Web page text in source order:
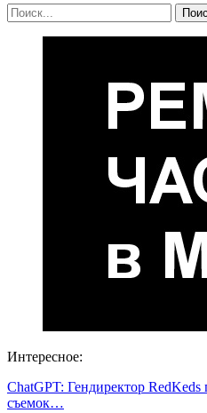
Интересное:
ChatGPT: Гендиректор RedKeds
съемок…